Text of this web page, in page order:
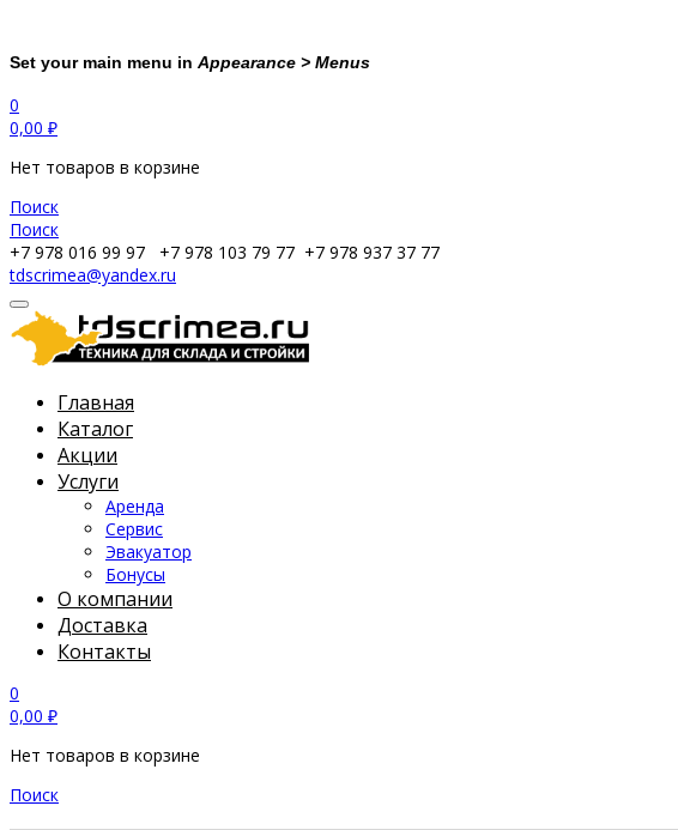
Set your main menu in Appearance > Menus
0
0,00 ₽
Нет товаров в корзине
Поиск
Поиск
+7 978 016 99 97
+7 978 103 79 77 +7 978 937 37 77
tdscrimea@yandex.ru
Главная
Каталог
Акции
Услуги
Аренда
Сервис
Эвакуатор
Бонусы
О компании
Доставка
Контакты
0
0,00 ₽
Нет товаров в корзине
Поиск